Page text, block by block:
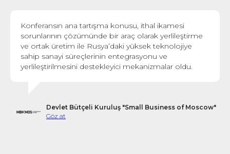
Konferansın ana tartışma konusu, ithal ikamesi
sorunlarının çözümünde bir araç olarak yerlileştirme
ve ortak üretim ile Rusya’daki yüksek teknolojiye
sahip sanayi süreçlerinin entegrasyonu ve
yerlileştirilmesini destekleyici mekanizmalar oldu.
Devlet Bütçeli Kuruluş "Small Business of Moscow"
Göz at